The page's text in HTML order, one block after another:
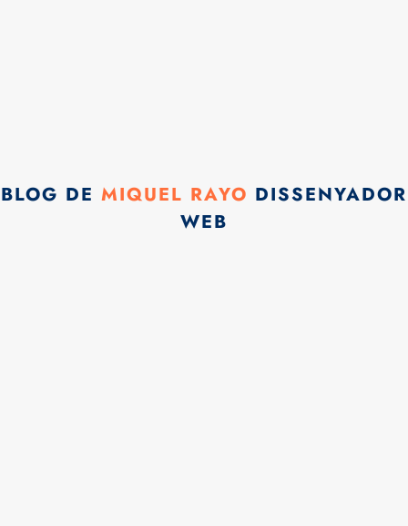
BLOG DE MIQUEL RAYO DISSENYADOR
WEB